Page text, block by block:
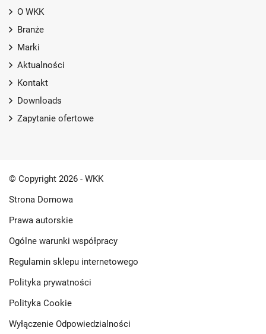
O WKK
Branże
Marki
Aktualności
Kontakt
Downloads
Zapytanie ofertowe
© Copyright 2026 - WKK
Strona Domowa
Prawa autorskie
Ogólne warunki współpracy
Regulamin sklepu internetowego
Polityka prywatności
Polityka Cookie
Wyłączenie Odpowiedzialności